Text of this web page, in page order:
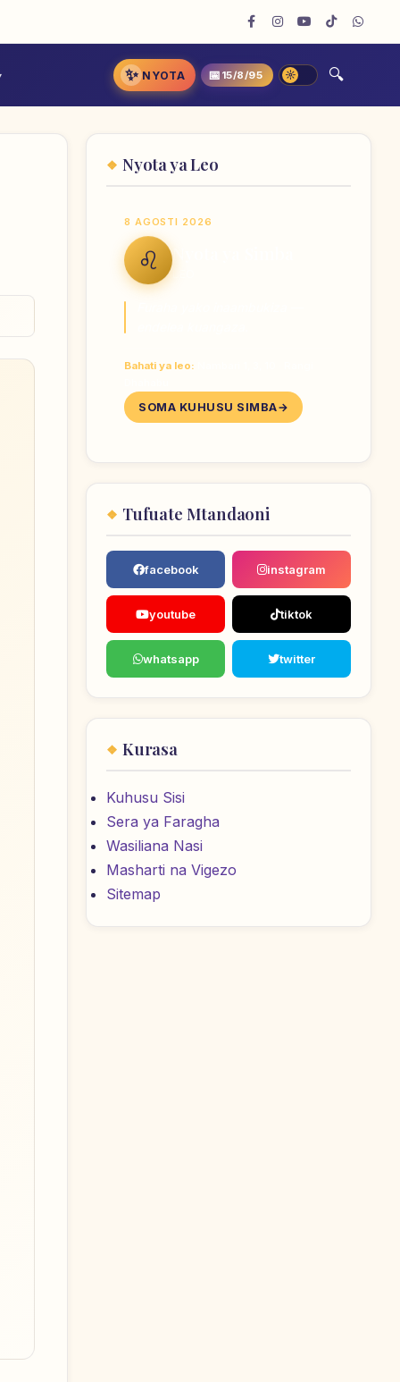
✨ NYOTA 📅 15/8/95
Nyota ya Leo
8 AGOSTI 2026
♌
Bahati ya leo:
SOMA KUHUSU SIMBA
Tufuate Mtandaoni
facebook instagram
youtube tiktok
whatsapp twitter
Kurasa
Kuhusu Sisi
Sera ya Faragha
Wasiliana Nasi
Masharti na Vigezo
Sitemap